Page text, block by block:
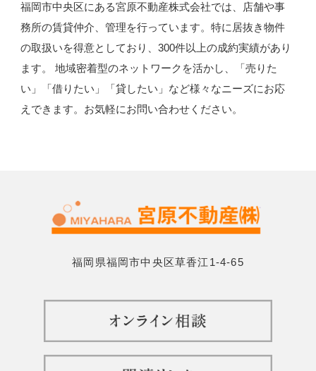
福岡市中央区にある宮原不動産株式会社では、店舗や事
務所の賃貸仲介、管理を行っています。特に居抜き物件
の取扱いを得意としており、300件以上の成約実績があり
ます。
地域密着型のネットワークを活かし、「売りた
い」「借りたい」「貸したい」など様々なニーズにお応
えできます。お気軽にお問い合わせください。
福岡県福岡市中央区草香江1-4-65